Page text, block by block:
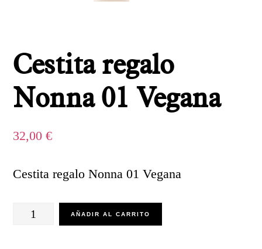
Cestita regalo
Nonna 01 Vegana
32,00€
Cestita regalo Nonna 01 Vegana
Cestita
AÑADIR AL CARRITO